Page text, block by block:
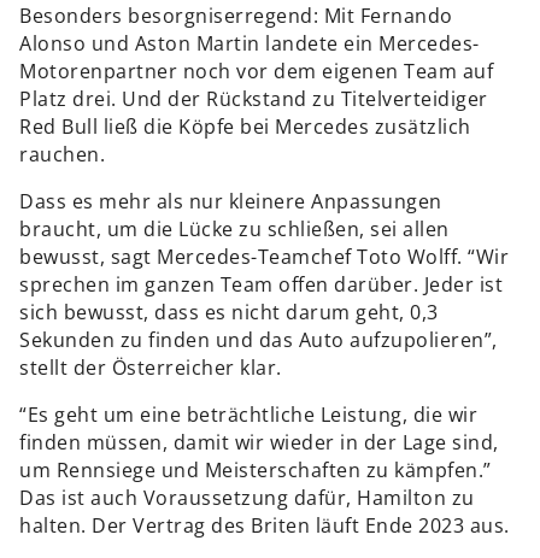
Besonders besorgniserregend: Mit Fernando
Alonso und Aston Martin landete ein Mercedes-
Motorenpartner noch vor dem eigenen Team auf
Platz drei. Und der Rückstand zu Titelverteidiger
Red Bull ließ die Köpfe bei Mercedes zusätzlich
rauchen.
Dass es mehr als nur kleinere Anpassungen
braucht, um die Lücke zu schließen, sei allen
bewusst, sagt Mercedes-Teamchef Toto Wolff. “Wir
sprechen im ganzen Team offen darüber. Jeder ist
sich bewusst, dass es nicht darum geht, 0,3
Sekunden zu finden und das Auto aufzupolieren”,
stellt der Österreicher klar.
“Es geht um eine beträchtliche Leistung, die wir
finden müssen, damit wir wieder in der Lage sind,
um Rennsiege und Meisterschaften zu kämpfen.”
Das ist auch Voraussetzung dafür, Hamilton zu
halten. Der Vertrag des Briten läuft Ende 2023 aus.